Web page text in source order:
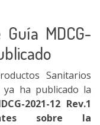
MDCG-
Sanitarios
ha publicado la
2021-12 Rev.1
sobre la